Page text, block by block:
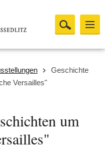
Geschichte
Versailles"
um